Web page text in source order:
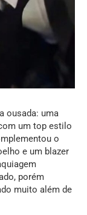
ousada: uma
um top estilo
o
e um blazer
porém
muito além de